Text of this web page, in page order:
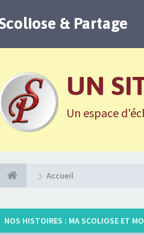
& Partage
UN
Un espace
Accueil
NOS HISTOIRES : MA SCOLIOSE ET